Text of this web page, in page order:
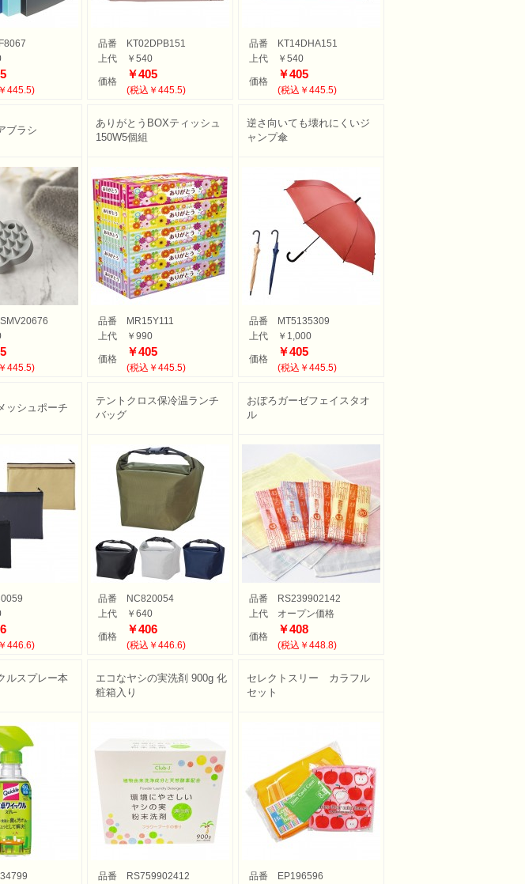
445.5)
品番
KT02DPB151
上代
￥540
価格
￥405
(税込￥445.5)
品番
KT14DHA151
上代
￥540
価格
￥405
(税込￥445.5)
ブラシ
445.5)
ありがとうBOXティッシュ
150W5個組
品番
MR15Y111
上代
￥990
価格
￥405
(税込￥445.5)
逆さ向いても壊れにくいジ
ャンプ傘
品番
MT5135309
上代
￥1,000
価格
￥405
(税込￥445.5)
ッシュポーチ
446.6)
テントクロス保冷温ランチ
バッグ
品番
NC820054
上代
￥640
価格
￥406
(税込￥446.6)
おぼろガーゼフェイスタオ
ル
品番
RS239902142
上代
オープン価格
価格
￥408
(税込￥448.8)
ルスプレー本
エコなヤシの実洗剤 900g 化
粧箱入り
品番
RS759902412
セレクトスリー カラフル
セット
品番
EP196596